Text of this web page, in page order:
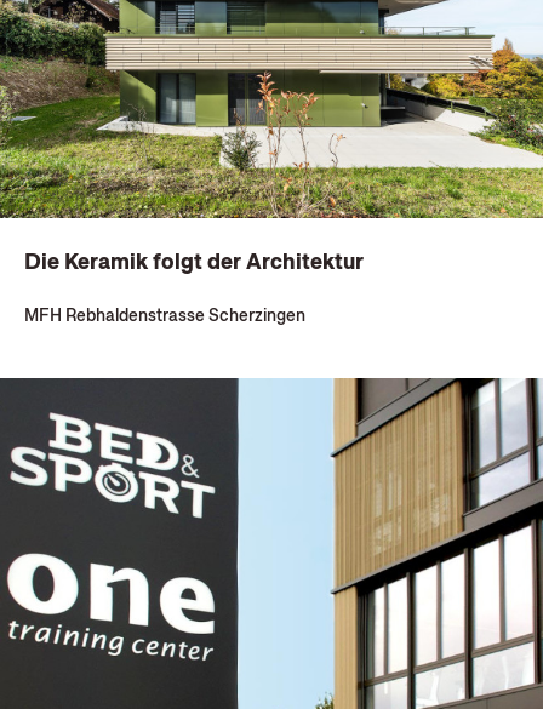
Die Keramik folgt der Architektur
MFH Rebhaldenstrasse Scherzingen